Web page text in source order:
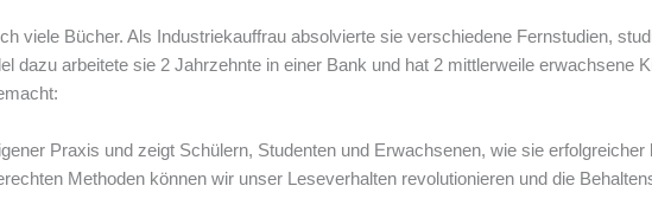
viele Bücher. Als Industriekauffrau absolvierte sie verschiedene Fernstudien,
dazu arbeitete sie 2 Jahrzehnte in einer Bank und hat 2 mittlerweile erwachsene
Praxis und zeigt Schülern, Studenten und Erwachsenen, wie sie
Methoden können wir unser Leseverhalten revolutionieren und die